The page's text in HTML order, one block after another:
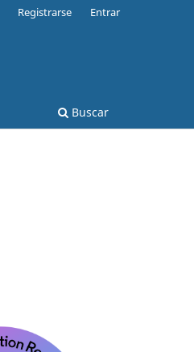
Buscar
Registrarse Entrar